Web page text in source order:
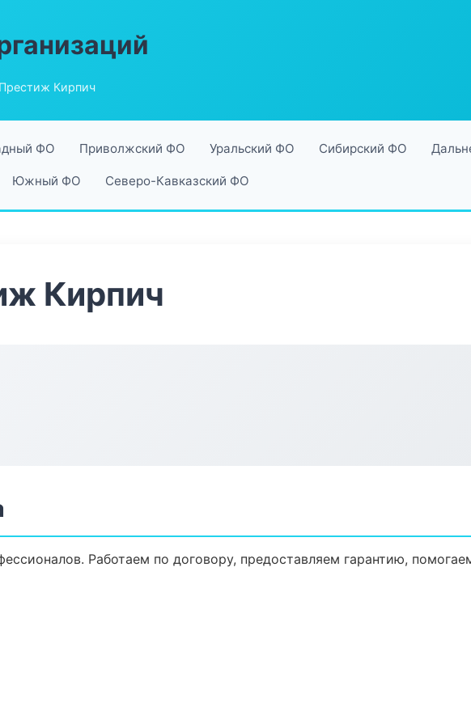
Кирпич
ФО Приволжский ФО Уральский ФО Сибирский ФО
Южный ФО Северо-Кавказский ФО
Кирпич
Работаем по договору, предоставляем гарантию,